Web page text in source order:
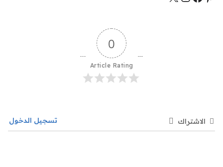
0
Article Rating
الاشتراك تسجيل الدخول